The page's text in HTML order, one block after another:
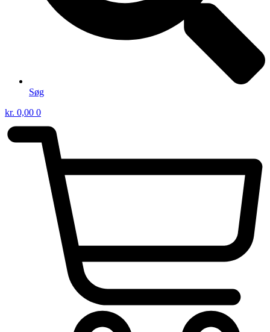
Søg
kr. 0,00 0